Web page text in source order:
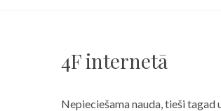
4F internetā
Nepieciešama nauda, tieši